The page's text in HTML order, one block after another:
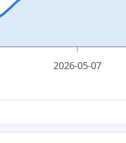
2026-05-07